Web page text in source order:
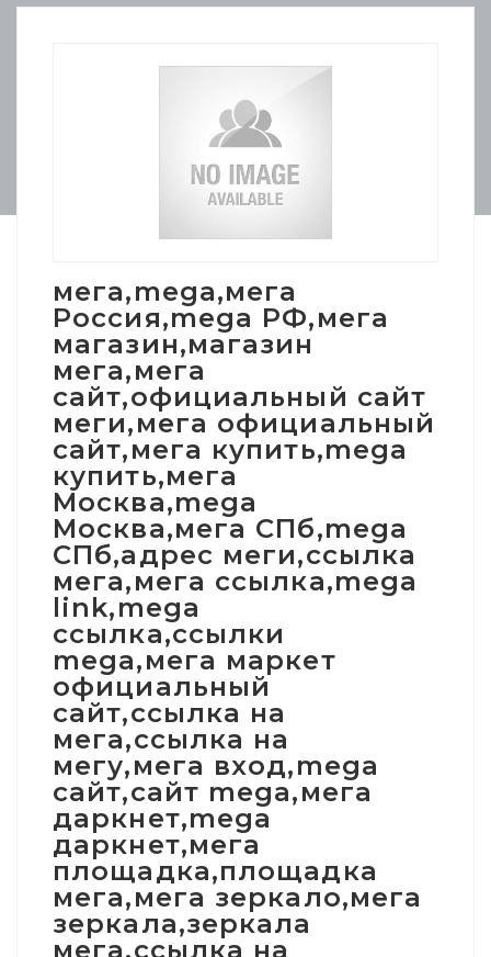
мега,mega,мега
Россия,mega РФ,мега
магазин,магазин
мега,мега
сайт,официальный сайт
меги,мега официальный
сайт,мега купить,mega
купить,мега
Москва,mega
Москва,мега СПб,mega
СПб,адрес меги,ссылка
мега,мега ссылка,mega
link,mega
ссылка,ссылки
mega,мега маркет
официальный
сайт,ссылка на
мега,ссылка на
мегу,мега вход,mega
сайт,сайт mega,мега
даркнет,mega
даркнет,мега
площадка,площадка
мега,мега зеркало,мега
зеркала,зеркала
мега,ссылка на